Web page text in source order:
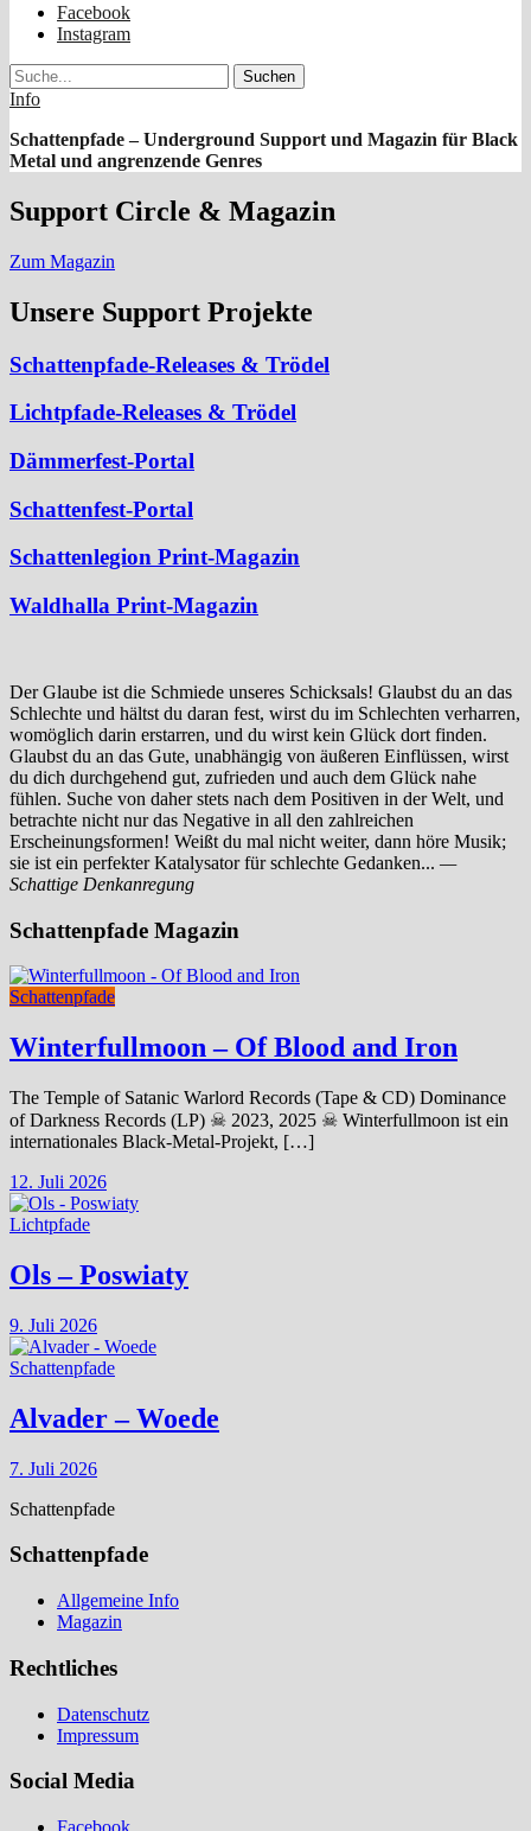
Facebook
Instagram
Suche
Info
Schattenpfade – Underground Support und Magazin für Black
Metal und angrenzende Genres
Support Circle & Magazin
Zum Magazin
Unsere Support Projekte
Schattenpfade-Releases & Trödel
Lichtpfade-Releases & Trödel
Dämmerfest-Portal
Schattenfest-Portal
Schattenlegion Print-Magazin
Waldhalla Print-Magazin
Der Glaube ist die Schmiede unseres Schicksals! Glaubst du an das
Schlechte und hältst du daran fest, wirst du im Schlechten verharren,
womöglich darin erstarren, und du wirst kein Glück dort finden.
Glaubst du an das Gute, unabhängig von äußeren Einflüssen, wirst
du dich durchgehend gut, zufrieden und auch dem Glück nahe
fühlen. Suche von daher stets nach dem Positiven in der Welt, und
betrachte nicht nur das Negative in all den zahlreichen
Erscheinungsformen! Weißt du mal nicht weiter, dann höre Musik;
sie ist ein perfekter Katalysator für schlechte Gedanken... —
Schattige Denkanregung
Schattenpfade Magazin
Schattenpfade
Winterfullmoon – Of Blood and Iron
The Temple of Satanic Warlord Records (Tape & CD) Dominance
of Darkness Records (LP) ☠ 2023, 2025 ☠ Winterfullmoon ist ein
internationales Black-Metal-Projekt, […]
12. Juli 2026
Lichtpfade
Ols – Poswiaty
9. Juli 2026
Schattenpfade
Alvader – Woede
7. Juli 2026
Schattenpfade
Schattenpfade
Allgemeine Info
Magazin
Rechtliches
Datenschutz
Impressum
Social Media
Facebook